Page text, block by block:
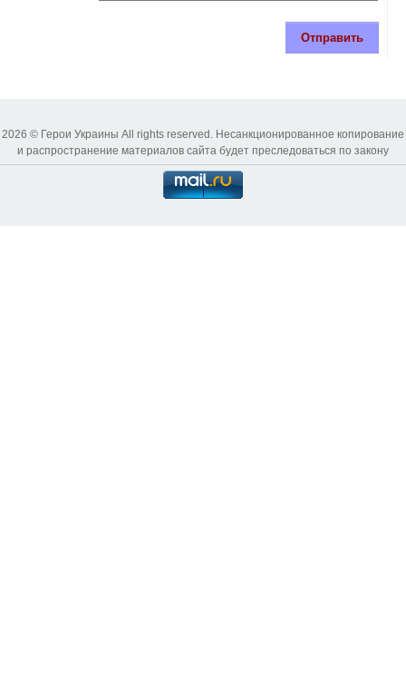
Отправить
2026 © Герои Украины All rights reserved. Несанкционированное копирование
и распространение материалов сайта будет преследоваться по закону